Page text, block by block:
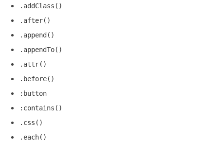
.addClass()
.after()
.append()
.appendTo()
.attr()
.before()
:button
:contains()
.css()
.each()